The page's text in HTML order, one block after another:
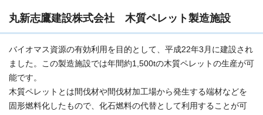
丸新志鷹建設株式会社 木質ペレット製造施設
バイオマス資源の有効利用を目的として、平成22年3月に建設され
ました。この製造施設では年間約1,500tの木質ペレットの生産が可
能です。
木質ペレットとは間伐材や間伐材加工場から発生する端材などを
固形燃料化したもので、化石燃料の代替として利用することが可